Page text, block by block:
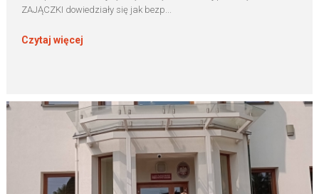
ZAJĄCZKI dowiedziały się jak bezp...
Czytaj więcej